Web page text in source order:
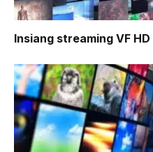
Insiang streaming VF HD